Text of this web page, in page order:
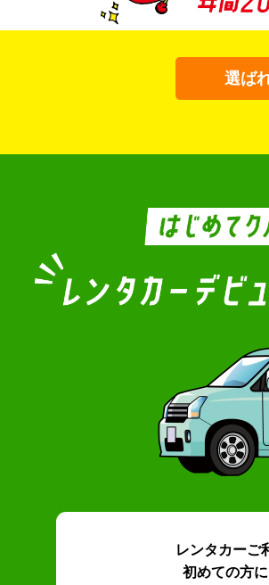
選ば
レンタカーご
初めての方